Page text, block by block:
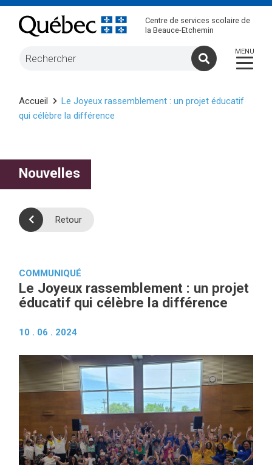
Centre de services scolaire de
la Beauce-Etchemin
Accueil
Le Joyeux rassemblement : un projet éducatif
qui célèbre la différence
Nouvelles
Retour
COMMUNIQUÉ
Le Joyeux rassemblement : un projet
éducatif qui célèbre la différence
10 . 06 . 2024